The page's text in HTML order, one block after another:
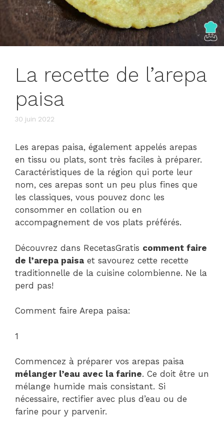
La recette de l’arepa
paisa
30 juin 2022
Les arepas paisa, également appelés arepas
en tissu ou plats, sont très faciles à préparer.
Caractéristiques de la région qui porte leur
nom, ces arepas sont un peu plus fines que
les classiques, vous pouvez donc les
consommer en collation ou en
accompagnement de vos plats préférés.
Découvrez dans RecetasGratis comment faire
de l’arepa paisa et savourez cette recette
traditionnelle de la cuisine colombienne. Ne la
perd pas!
Comment faire Arepa paisa:
1
Commencez à préparer vos arepas paisa
mélanger l’eau avec la farine. Ce doit être un
mélange humide mais consistant. Si
nécessaire, rectifier avec plus d’eau ou de
farine pour y parvenir.